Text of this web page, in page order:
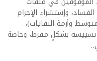
وإستشراء الإجرام
وأزمة النفايات)،
وتسييسه بشكلٍ مفرط، وخاصة